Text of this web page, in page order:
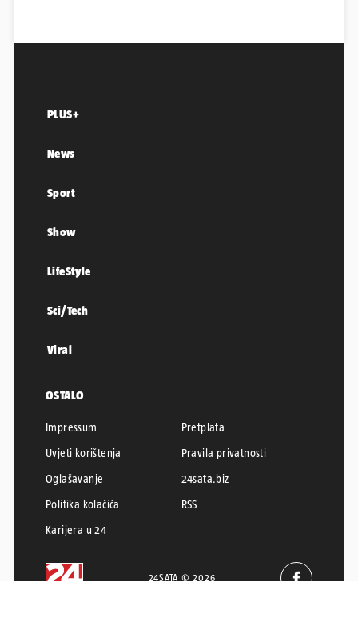
PLUS+
News
Sport
Show
LifeStyle
Sci/Tech
Viral
OSTALO
Impressum
Pretplata
Uvjeti korištenja
Pravila privatnosti
Oglašavanje
24sata.biz
Politika kolačića
RSS
Karijera u 24
24SATA © 2026